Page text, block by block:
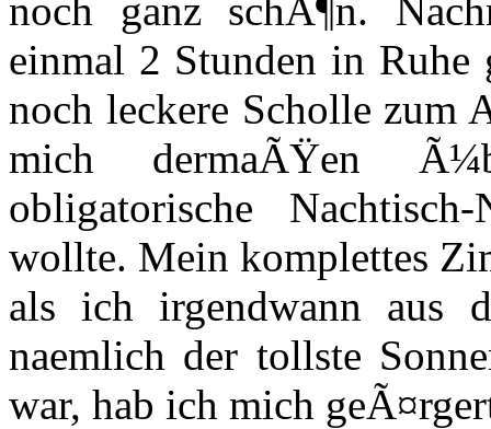
noch ganz schÃ¶n.
einmal 2 Stunden in Ruhe
noch leckere Scholle zum
mich dermaÃŸen
obligatorische
wollte. Mein komplettes
als ich irgendwann aus
naemlich der tollste
war, hab ich mich